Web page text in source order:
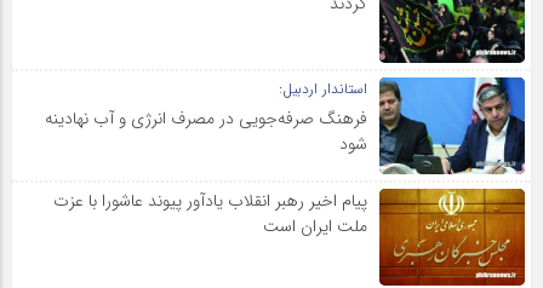
استاندار اردبیل:
فرهنگ صرفه‌جویی در مصرف انرژی و آب نهادینه
شود
پیام اخیر رهبر انقلاب یادآور پیوند عاشورا با عزت
ملت ایران است